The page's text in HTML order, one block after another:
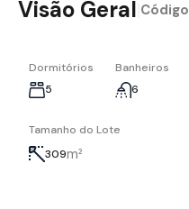
Visão Geral Código
Dormitórios
5
Banheiros
6
Tamanho do Lote
309m²